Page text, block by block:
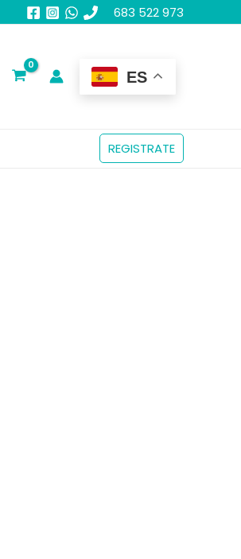
683 522 973
ES
REGISTRATE